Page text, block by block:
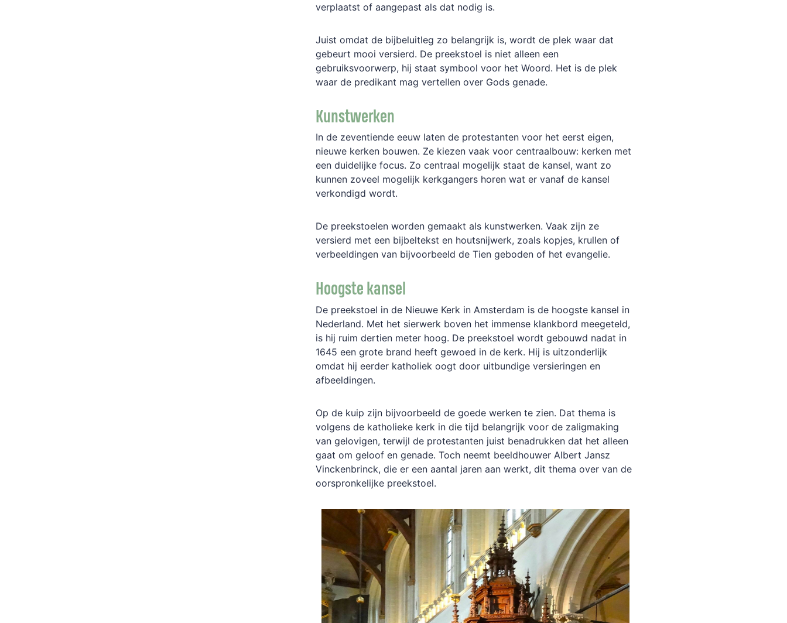
verplaatst of aangepast als dat nodig is.
Juist omdat de bijbeluitleg zo belangrijk is, wordt de plek waar dat
gebeurt mooi versierd. De preekstoel is niet alleen een
gebruiksvoorwerp, hij staat symbool voor het Woord. Het is de plek
waar de predikant mag vertellen over Gods genade.
Kunstwerken
In de zeventiende eeuw laten de protestanten voor het eerst eigen,
nieuwe kerken bouwen. Ze kiezen vaak voor centraalbouw: kerken met
een duidelijke focus. Zo centraal mogelijk staat de kansel, want zo
kunnen zoveel mogelijk kerkgangers horen wat er vanaf de kansel
verkondigd wordt.
De preekstoelen worden gemaakt als kunstwerken. Vaak zijn ze
versierd met een bijbeltekst en houtsnijwerk, zoals kopjes, krullen of
verbeeldingen van bijvoorbeeld de Tien geboden of het evangelie.
Hoogste kansel
De preekstoel in de Nieuwe Kerk in Amsterdam is de hoogste kansel in
Nederland. Met het sierwerk boven het immense klankbord meegeteld,
is hij ruim dertien meter hoog. De preekstoel wordt gebouwd nadat in
1645 een grote brand heeft gewoed in de kerk. Hij is uitzonderlijk
omdat hij eerder katholiek oogt door uitbundige versieringen en
afbeeldingen.
Op de kuip zijn bijvoorbeeld de goede werken te zien. Dat thema is
volgens de katholieke kerk in die tijd belangrijk voor de zaligmaking
van gelovigen, terwijl de protestanten juist benadrukken dat het alleen
gaat om geloof en genade. Toch neemt beeldhouwer Albert Jansz
Vinckenbrinck, die er een aantal jaren aan werkt, dit thema over van de
oorspronkelijke preekstoel.